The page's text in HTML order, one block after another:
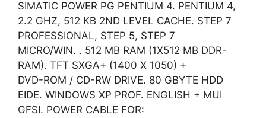
SIMATIC POWER PG PENTIUM 4. PENTIUM 4,
2.2 GHZ, 512 KB 2ND LEVEL CACHE. STEP 7
PROFESSIONAL, STEP 5, STEP 7
MICRO/WIN. . 512 MB RAM (1X512 MB DDR-
RAM). TFT SXGA+ (1400 X 1050) +
DVD-ROM / CD-RW DRIVE. 80 GBYTE HDD
EIDE. WINDOWS XP PROF. ENGLISH + MUI
GFSI. POWER CABLE FOR: